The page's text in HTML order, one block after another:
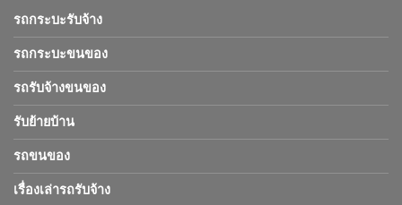
รถกระบะรับจ้าง
รถกระบะขนของ
รถรับจ้างขนของ
รับย้ายบ้าน
รถขนของ
เรื่องเล่ารถรับจ้าง